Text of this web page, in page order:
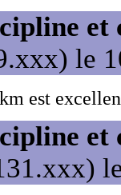
et
le
est
et